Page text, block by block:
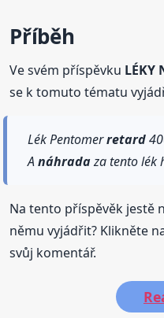
Příběh
Ve svém příspěvku LÉKY
se k tomuto tématu
Lék Pentomerretard
Anáhradaza tento lék
Na tento příspěvěk jestě
němu vyjádřit? Klikněte
svůj komentář.